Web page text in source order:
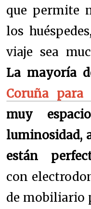
que permite
los
viaje sea
La mayoría
Coruña para
muy
luminosidad,
están
con
de mobiliario